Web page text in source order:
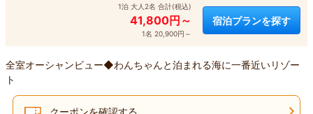
1泊 大人2名 合計(税込)
41,800円～
1名 20,900円～
宿泊プランを探す
全室オーシャンビュー◆わんちゃんと泊まれる海に一番近いリゾー
ト
クーポンを確認する